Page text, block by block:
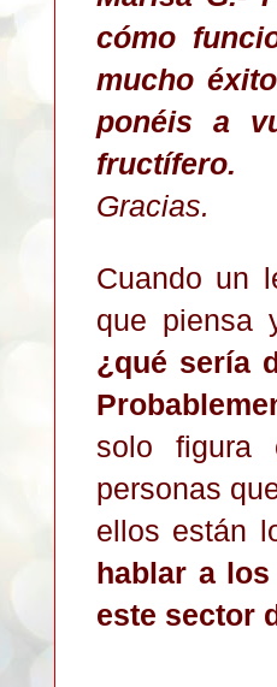
cómo
mucho
ponéis a
fructífero.
Gracias.
Cuando un
que piensa
¿qué sería
solo figura
personas
ellos están
hablar a
este sector